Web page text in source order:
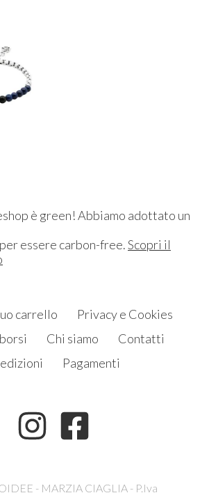
è green! Abbiamo adottato un
essere carbon-free.Scopri il
carrello
Privacy e Cookies
Chi siamo
Contatti
Pagamenti
- MARZIA CIAGLIA - P.Iva